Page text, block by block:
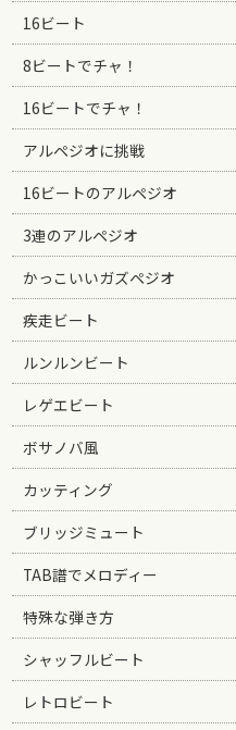
16ビート
8ビートでチャ！
16ビートでチャ！
アルペジオに挑戦
16ビートのアルペジオ
3連のアルペジオ
かっこいいガズペジオ
疾走ビート
ルンルンビート
レゲエビート
ボサノバ風
カッティング
ブリッジミュート
TAB譜でメロディー
特殊な弾き方
シャッフルビート
レトロビート